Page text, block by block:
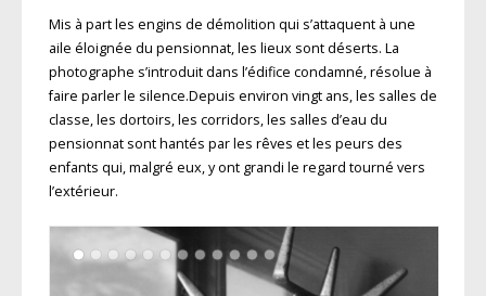
Mis à part les engins de démolition qui s’atta­quent à une
aile éloignée du pensionnat, les lieux sont déserts. La
photographe s’introduit dans l’édifice condamné, résolue à
faire parler le silence.Depuis environ vingt ans, les salles de
classe, les dortoirs, les corridors, les salles d’eau du
pensionnat sont hantés par les rêves et les peurs des
enfants qui, malgré eux, y ont grandi le regard tourné vers
l’extérieur.